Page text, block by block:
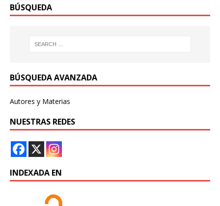
BÚSQUEDA
BÚSQUEDA AVANZADA
Autores y Materias
NUESTRAS REDES
INDEXADA EN